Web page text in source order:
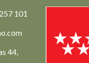
101
44,